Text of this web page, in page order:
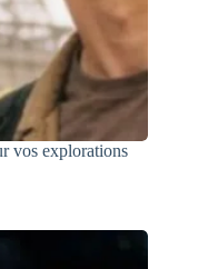
vos explorations